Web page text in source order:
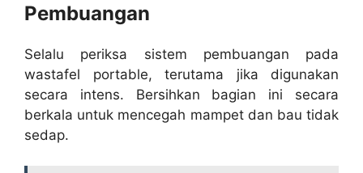
Pembuangan
Selalu periksa sistem pembuangan pada
wastafel portable, terutama jika digunakan
secara intens. Bersihkan bagian ini secara
berkala untuk mencegah mampet dan bau tidak
sedap.